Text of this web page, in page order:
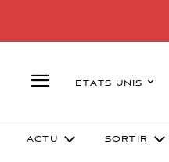
ETATS UNIS
ACTU SORTIR